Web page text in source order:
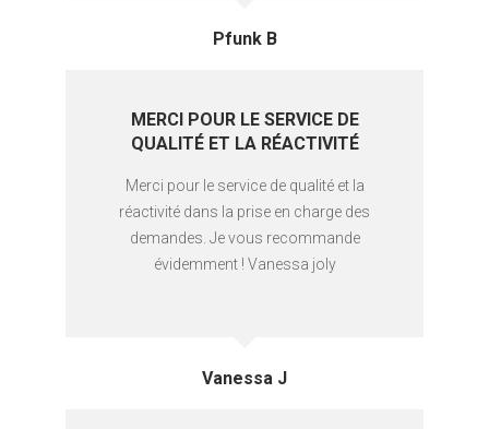
Pfunk B
MERCI POUR LE SERVICE DE
QUALITÉ ET LA RÉACTIVITÉ
Merci pour le service de qualité et la
réactivité dans la prise en charge des
demandes. Je vous recommande
évidemment ! Vanessa joly
Vanessa J